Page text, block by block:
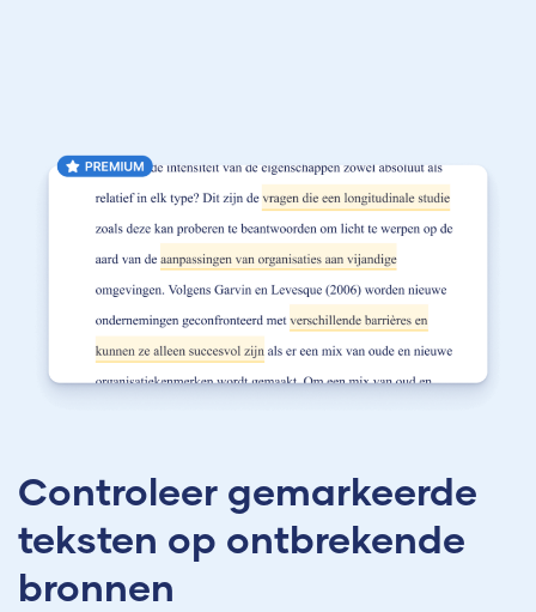
Controleer gemarkeerde
teksten op ontbrekende
bronnen